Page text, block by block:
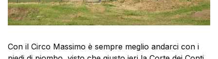
Con il Circo Massimo è sempre meglio andarci con i